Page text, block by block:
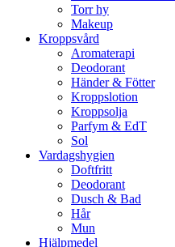
Torr hy
Makeup
Kroppsvård
Aromaterapi
Deodorant
Händer & Fötter
Kroppslotion
Kroppsolja
Parfym & EdT
Sol
Vardagshygien
Doftfritt
Deodorant
Dusch & Bad
Hår
Mun
Hjälpmedel